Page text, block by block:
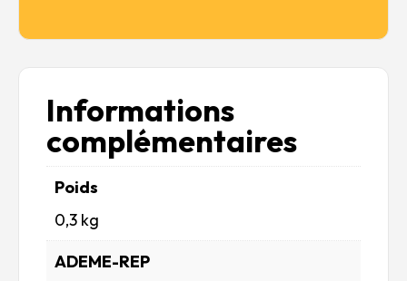
Informations
complémentaires
Poids
0,3 kg
ADEME-REP